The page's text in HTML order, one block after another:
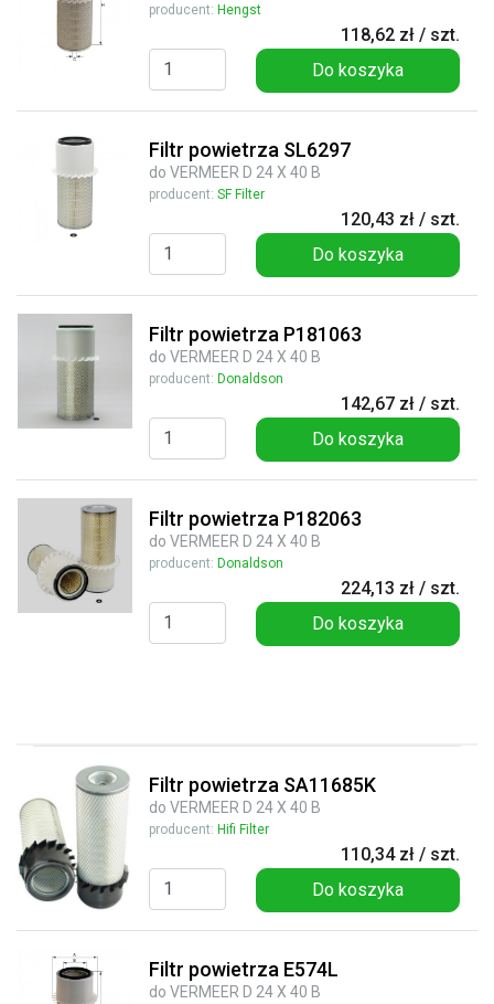
producent: Hengst
118,62 zł / szt.
Do koszyka
Filtr powietrza SL6297
do VERMEER D 24 X 40 B
producent: SF Filter
120,43 zł / szt.
Do koszyka
Filtr powietrza P181063
do VERMEER D 24 X 40 B
producent: Donaldson
142,67 zł / szt.
Do koszyka
Filtr powietrza P182063
do VERMEER D 24 X 40 B
producent: Donaldson
224,13 zł / szt.
Do koszyka
Filtr powietrza SA11685K
do VERMEER D 24 X 40 B
producent: Hifi Filter
110,34 zł / szt.
Do koszyka
Filtr powietrza E574L
do VERMEER D 24 X 40 B